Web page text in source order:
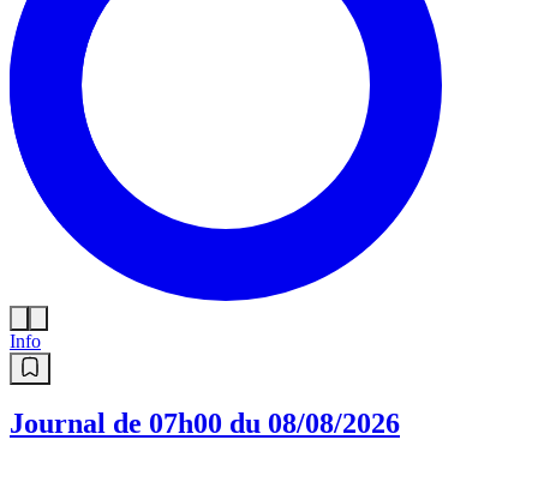
Info
Journal de 07h00 du 08/08/2026